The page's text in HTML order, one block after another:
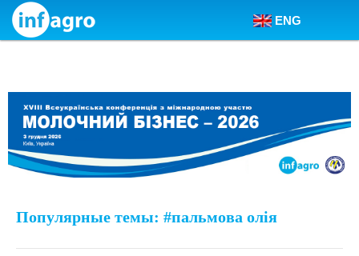
Skip to content
ENG
Популярные темы: #пальмова олія